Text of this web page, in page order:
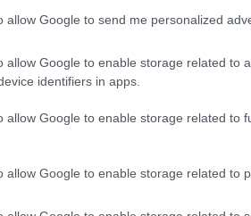
allow Google to send me personalized
allow Google to enable storage related to
identifiers in apps.
allow Google to enable storage related to
allow Google to enable storage related to
των μακροχρονίως
των δεξιοτήτων των ανέργων,
αναγκών και